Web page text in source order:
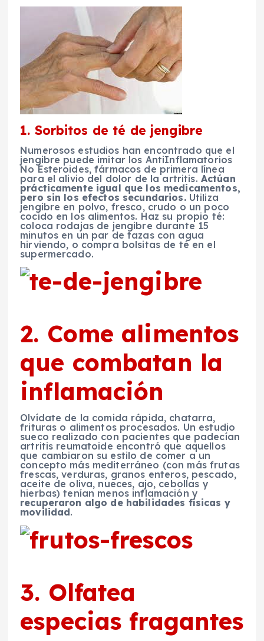
1. Sorbitos de té de jengibre
Numerosos estudios han encontrado que el
jengibre puede imitar los AntiInflamatorios
No Esteroides, fármacos de primera línea
para el alivio del dolor de la artritis. Actúan
prácticamente igual que los medicamentos,
pero sin los efectos secundarios.Utiliza
jengibre en polvo, fresco, crudo o un poco
cocido en los alimentos. Haz su propio té:
coloca rodajas de jengibre durante 15
minutos en un par de tazas con agua
hirviendo, o compra bolsitas de té en el
supermercado.
2. Come alimentos
que combatan la
inflamación
Olvídate de la comida rápida, chatarra,
frituras o alimentos procesados. Un estudio
sueco realizado con pacientes que padecían
artritis reumatoide encontró que aquellos
que cambiaron su estilo de comer a un
concepto más mediterráneo (con más frutas
frescas, verduras, granos enteros, pescado,
aceite de oliva, nueces, ajo, cebollas y
hierbas) tenían menos inflamación y
recuperaron algo de habilidades físicas y
movilidad.
3. Olfatea
especias fragantes